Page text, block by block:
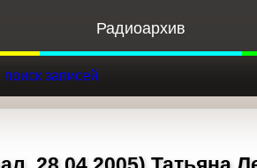
Радиоархив
поиск записей